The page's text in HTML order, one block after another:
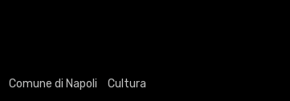
Comune di Napoli
Cultura